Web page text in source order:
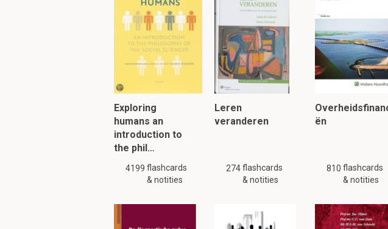
Exploring
humans an
introduction to
the phil…
4199 flashcards
& notities
Leren
veranderen
274flashcards
& notities
ën
810 flashcards
& notities